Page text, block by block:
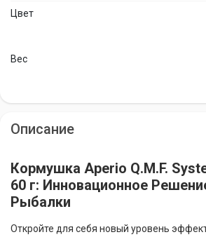
Цвет
Вес
Описание
Кормушка Aperio Q.M.F.
60 г: Инновационное
Рыбалки
Откройте для себя новый уровень